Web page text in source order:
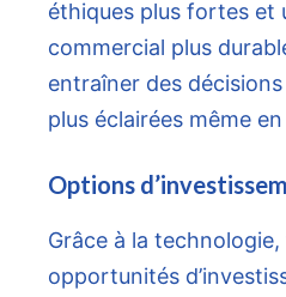
éthiques plus fortes et
commercial plus
entraîner des
plus éclairées même
Options
Grâce à la
opportunités